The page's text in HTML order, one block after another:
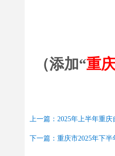
（添加“重
上一篇：2025年上半年重
下一篇：重庆市2025年下